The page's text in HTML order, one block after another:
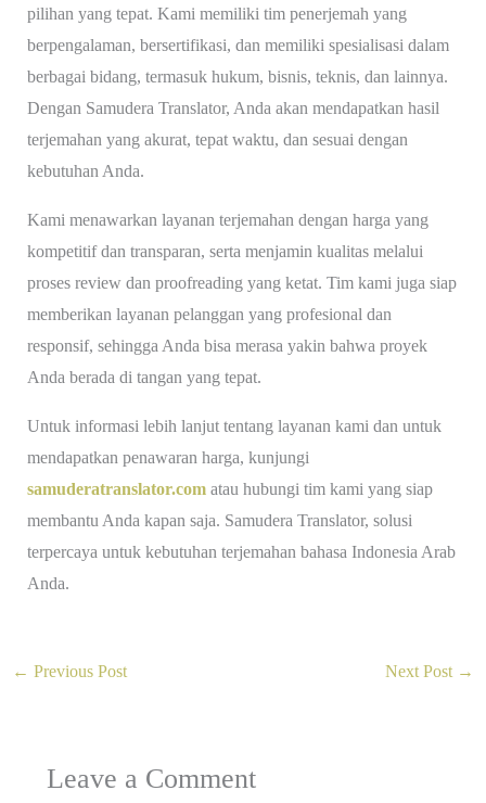
pilihan yang tepat. Kami memiliki tim penerjemah yang
berpengalaman, bersertifikasi, dan memiliki spesialisasi dalam
berbagai bidang, termasuk hukum, bisnis, teknis, dan lainnya.
Dengan Samudera Translator, Anda akan mendapatkan hasil
terjemahan yang akurat, tepat waktu, dan sesuai dengan
kebutuhan Anda.
Kami menawarkan layanan terjemahan dengan harga yang
kompetitif dan transparan, serta menjamin kualitas melalui
proses review dan proofreading yang ketat. Tim kami juga siap
memberikan layanan pelanggan yang profesional dan
responsif, sehingga Anda bisa merasa yakin bahwa proyek
Anda berada di tangan yang tepat.
Untuk informasi lebih lanjut tentang layanan kami dan untuk
mendapatkan penawaran harga, kunjungi
samuderatranslator.comatau hubungi tim kami yang siap
membantu Anda kapan saja. Samudera Translator, solusi
terpercaya untuk kebutuhan terjemahan bahasa Indonesia Arab
Anda.
← Previous Post Next Post →
Leave a Comment